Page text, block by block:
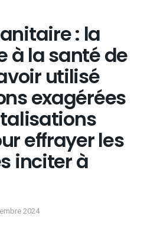
: la
à la santé de
utilisé
exagérées
effrayer les
inciter à
2024